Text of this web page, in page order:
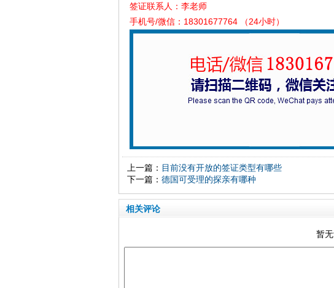
签证联系人：李老师
手机号/微信：18301677764 （24小时）
上一篇： 目前没有开放的签证类型有哪些
下一篇： 德国可受理的探亲有哪种
相关评论
暂